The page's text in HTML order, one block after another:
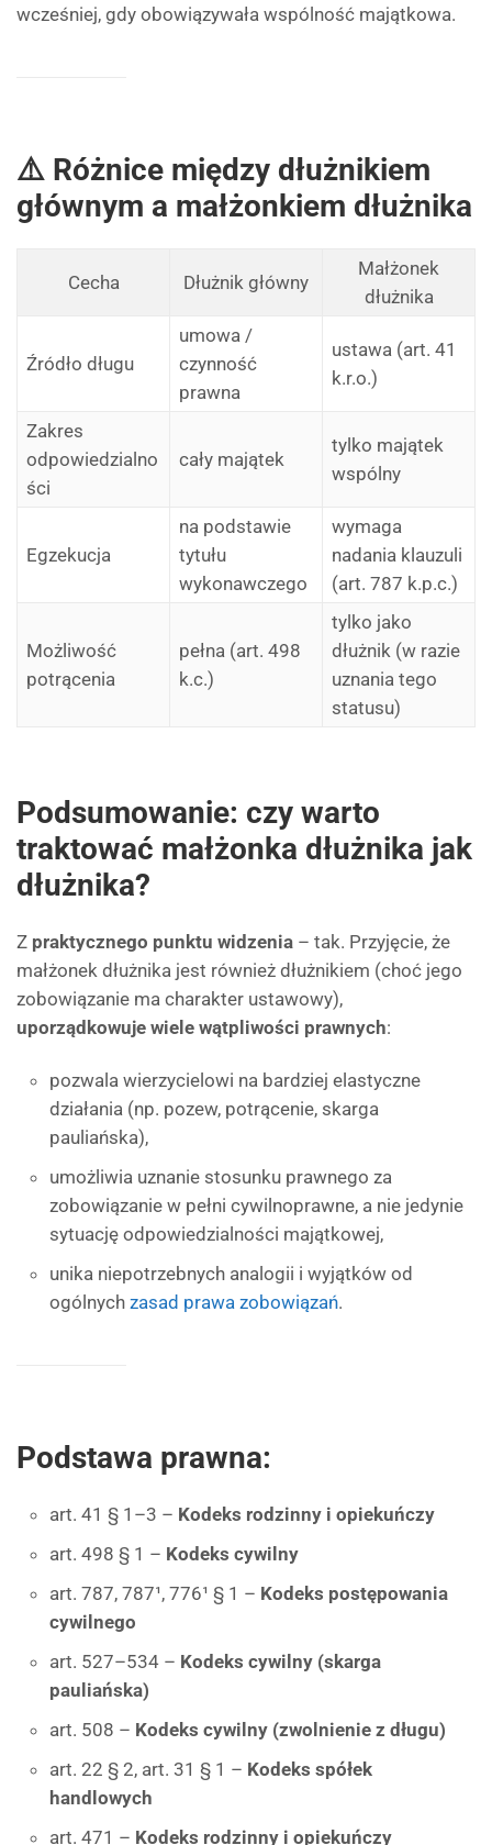
wcześniej, gdy obowiązywała wspólność majątkowa.
⚠️ Różnice między dłużnikiem
głównym a małżonkiem dłużnika
Cecha Dłużnik główny
Małżonek
dłużnika
Źródło długu
umowa /
czynność
prawna
ustawa (art. 41
k.r.o.)
Zakres
odpowiedzialno
ści
cały majątek
tylko majątek
wspólny
Egzekucja
na podstawie
tytułu
wykonawczego
wymaga
nadania klauzuli
(art. 787 k.p.c.)
Możliwość
potrącenia
pełna (art. 498
k.c.)
tylko jako
dłużnik (w razie
uznania tego
statusu)
Podsumowanie: czy warto
traktować małżonka dłużnika jak
dłużnika?
Z praktycznego punktu widzenia – tak. Przyjęcie, że
małżonek dłużnika jest również dłużnikiem (choć jego
zobowiązanie ma charakter ustawowy),
uporządkowuje wiele wątpliwości prawnych:
pozwala wierzycielowi na bardziej elastyczne
działania (np. pozew, potrącenie, skarga
pauliańska),
umożliwia uznanie stosunku prawnego za
zobowiązanie w pełni cywilnoprawne, a nie jedynie
sytuację odpowiedzialności majątkowej,
unika niepotrzebnych analogii i wyjątków od
ogólnych zasad prawa zobowiązań.
Podstawa prawna:
art. 41 § 1–3 – Kodeks rodzinny i opiekuńczy
art. 498 § 1 – Kodeks cywilny
art. 787, 787¹, 776¹ § 1 – Kodeks postępowania
cywilnego
art. 527–534 – Kodeks cywilny (skarga
pauliańska)
art. 508 – Kodeks cywilny (zwolnienie z długu)
art. 22 § 2, art. 31 § 1 – Kodeks spółek
handlowych
art. 471 – Kodeks rodzinny i opiekuńczy